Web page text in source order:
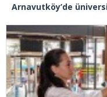
Arnavutköy’de